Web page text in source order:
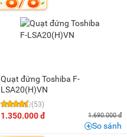
Quạt đứng Toshiba F-
LSA20(H)VN
(53)
1.350.000 đ 1.690.000 đ
So sánh